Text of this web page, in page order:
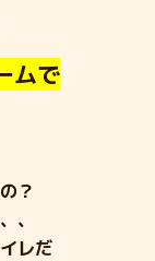
ムで
？
、
レだ